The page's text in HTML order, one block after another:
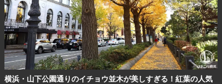
横浜・山下公園通りのイチョウ並木が美しすぎる！紅葉の人気